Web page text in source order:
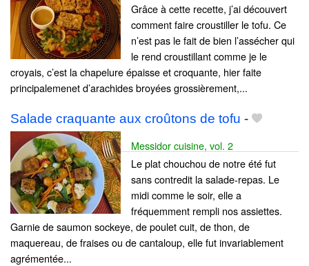
Grâce à cette recette, j’ai découvert
comment faire croustiller le tofu. Ce
n’est pas le fait de bien l’assécher qui
le rend croustillant comme je le
croyais, c’est la chapelure épaisse et croquante, hier faite
principalemenet d’arachides broyées grossièrement,...
Salade craquante aux croûtons de tofu -
Messidor cuisine, vol. 2
Le plat chouchou de notre été fut
sans contredit la salade-repas. Le
midi comme le soir, elle a
fréquemment rempli nos assiettes.
Garnie de saumon sockeye, de poulet cuit, de thon, de
maquereau, de fraises ou de cantaloup, elle fut invariablement
agrémentée...